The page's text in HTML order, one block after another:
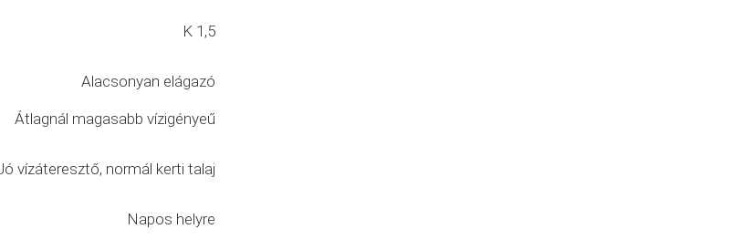
K 1,5
Alacsonyan elágazó
Átlagnál magasabb vízigényeű
vízáteresztő, normál kerti talaj
Napos helyre